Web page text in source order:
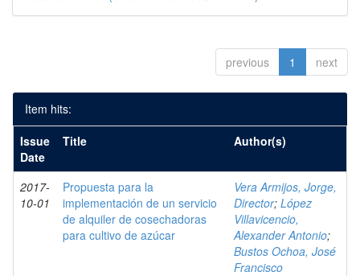
previous 1 next
Item hits:
Issue
Date
Title Author(s)
2017-
10-01
Propuesta para la
implementación de un servicio
de alquiler de cosechadoras
para cultivo de azúcar
Vera Armijos, Jorge,
Director; López
Villavicencio,
Alexander Antonio;
Bustos Ochoa, José
Francisco